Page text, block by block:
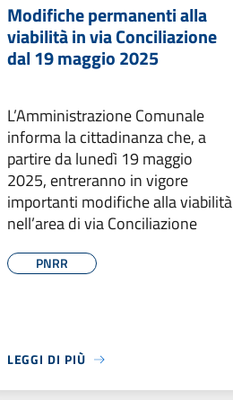
Modifiche permanenti alla
viabilità in via Conciliazione
dal 19 maggio 2025
L’Amministrazione Comunale
informa la cittadinanza che, a
partire da lunedì 19 maggio
2025, entreranno in vigore
importanti modifiche alla viabilità
nell’area di via Conciliazione
PNRR
LEGGI DI PIÙ